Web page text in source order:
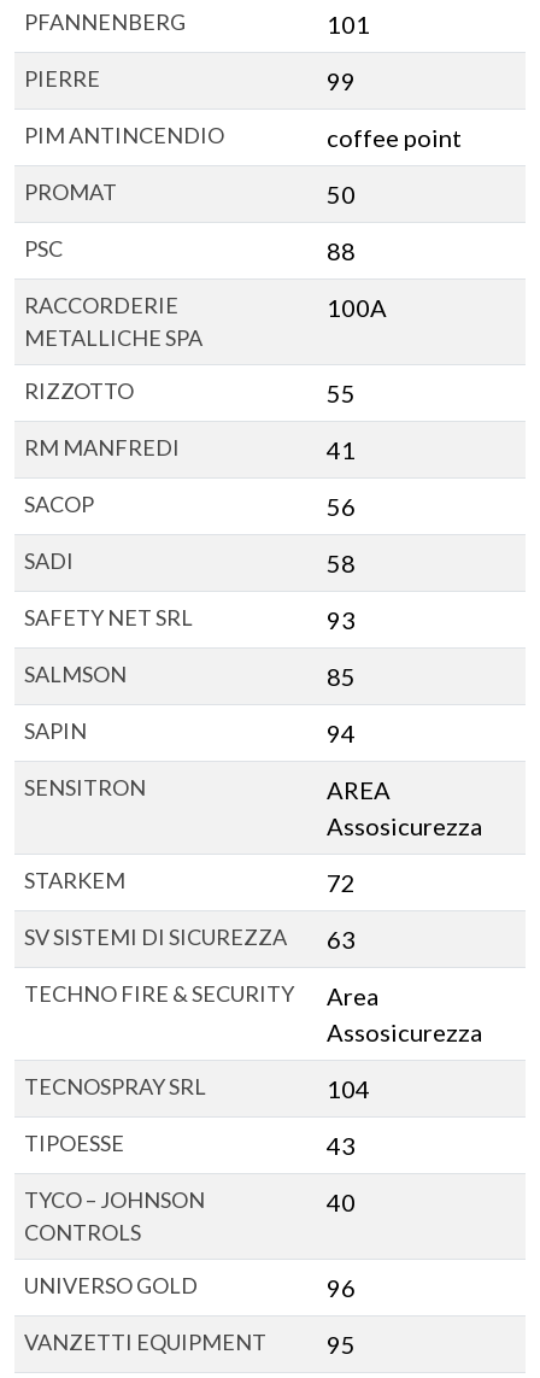
PFANNENBERG 101
PIERRE 99
PIM ANTINCENDIO coffee point
PROMAT 50
PSC 88
RACCORDERIE
METALLICHE SPA
100A
RIZZOTTO 55
RM MANFREDI 41
SACOP 56
SADI 58
SAFETY NET SRL 93
SALMSON 85
SAPIN 94
SENSITRON
AREA
Assosicurezza
STARKEM 72
SV SISTEMI DI SICUREZZA 63
TECHNO FIRE & SECURITY
Area
Assosicurezza
TECNOSPRAY SRL 104
TIPOESSE 43
TYCO – JOHNSON
CONTROLS
40
UNIVERSO GOLD 96
VANZETTI EQUIPMENT 95